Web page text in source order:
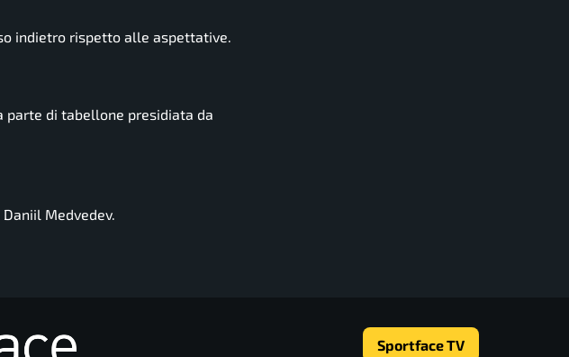
indietro rispetto alle aspettative.
parte di tabellone presidiata da
Daniil Medvedev.
Sportface TV